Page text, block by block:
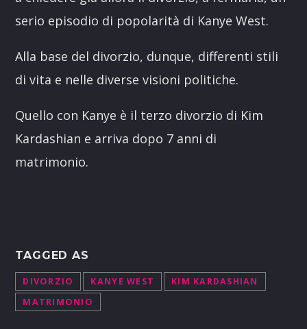
serio episodio di popolarità di Kanye West.
Alla base del divorzio, dunque, differenti stili
di vita e nelle diverse visioni politiche.
Quello con Kanye è il terzo divorzio di Kim
Kardashian e arriva dopo 7 anni di
matrimonio.
TAGGED AS
DIVORZIO KANYE WEST
KIM KARDASHIAN
MATRIMONIO